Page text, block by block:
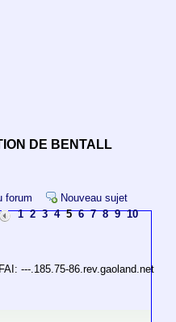
DE BENTALL
forum
Nouveau sujet
1 2 3 4 5 6 7 8 9 10
---.185.75-86.rev.gaoland.net